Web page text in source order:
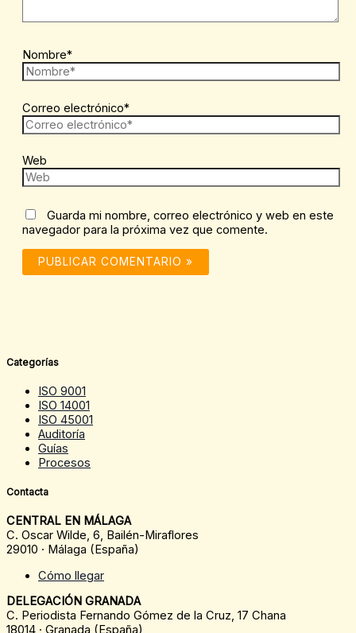
Nombre*
Correo electrónico*
Web
Guarda mi nombre, correo electrónico y web en este
navegador para la próxima vez que comente.
Categorías
ISO 9001
ISO 14001
ISO 45001
Auditoría
Guías
Procesos
Contacta
CENTRAL EN MÁLAGA
C. Oscar Wilde, 6, Bailén-Miraflores
29010 · Málaga (España)
Cómo llegar
DELEGACIÓN GRANADA
C. Periodista Fernando Gómez de la Cruz, 17 Chana